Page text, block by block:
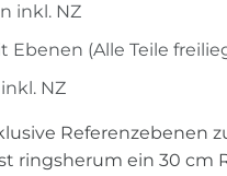
inkl. NZ
(Alle Teile
NZ
Referenzebenen
ringsherum ein 30 cm